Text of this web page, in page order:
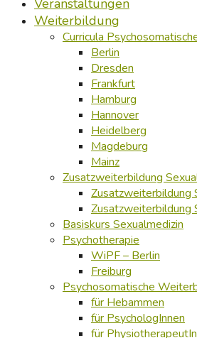
Veranstaltungen
Weiterbildung
Curricula
Berlin
Dresden
Frankfurt
Hamburg
Hannover
Heidelberg
Magdeburg
Mainz
Zusatzweiterbildung
Zusatzweiterbildung
Zusatzweiterbildung
Basiskurs Sexualmedizin
Psychotherapie
WiPF – Berlin
Freiburg
Psychosomatische
für Hebammen
für PsychologInnen
für